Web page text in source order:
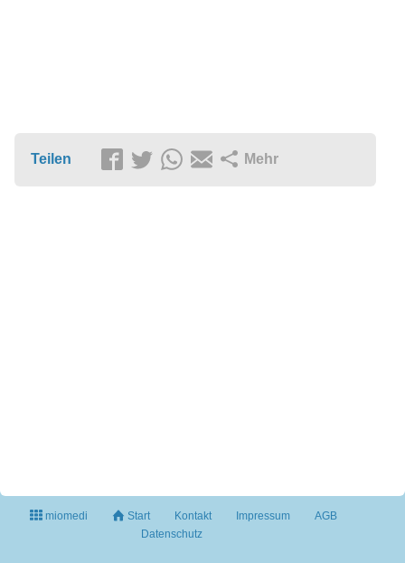
Teilen Mehr
miomedi Start Kontakt Impressum
AGB
Datenschutz